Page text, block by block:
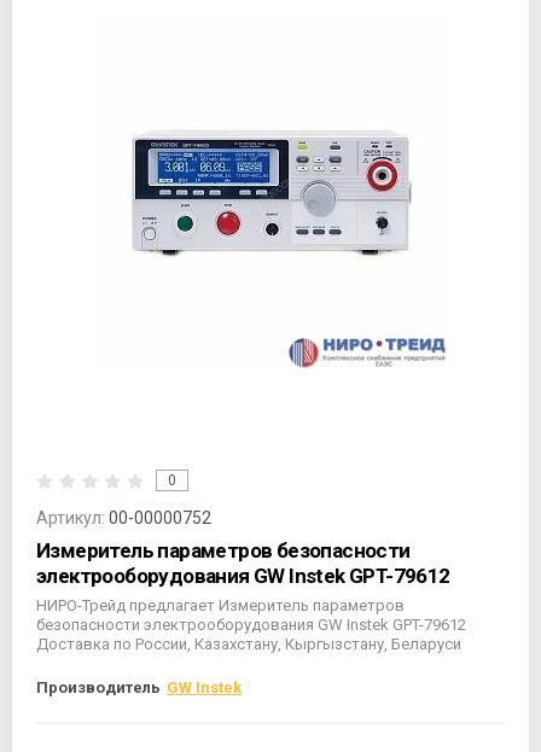
0
Артикул: 00-00000752
Измеритель параметров безопасности
электрооборудования GW Instek GPT-79612
НИРО-Трейд предлагает Измеритель параметров
безопасности электрооборудования GW Instek GPT-79612
Доставка по России, Казахстану, Кыргызстану, Беларуси
Производитель GW Instek